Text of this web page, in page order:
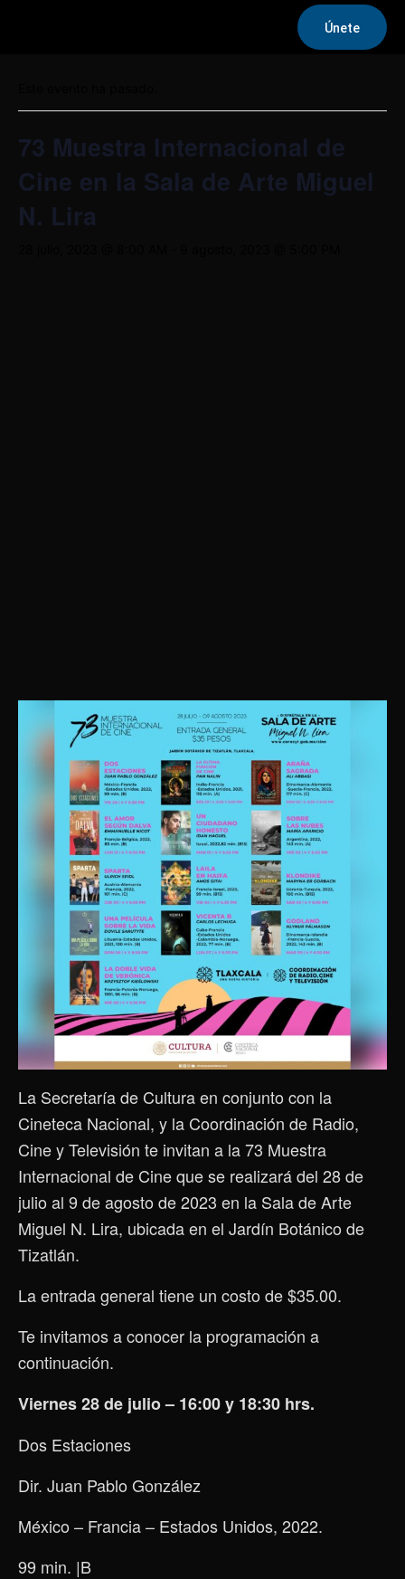
Únete
73 Muestra Internacional de
Cine en la Sala de Arte Miguel
N. Lira
La Secretaría de Cultura en conjunto con la
Cineteca Nacional, y la Coordinación de Radio,
Cine y Televisión te invitan a la 73 Muestra
Internacional de Cine que se realizará del 28 de
julio al 9 de agosto de 2023 en la Sala de Arte
Miguel N. Lira, ubicada en el Jardín Botánico de
Tizatlán.
La entrada general tiene un costo de $35.00.
Te invitamos a conocer la programación a
continuación.
Viernes 28 de julio – 16:00 y 18:30 hrs.
Dos Estaciones
Dir. Juan Pablo González
México – Francia – Estados Unidos, 2022.
99 min. |B